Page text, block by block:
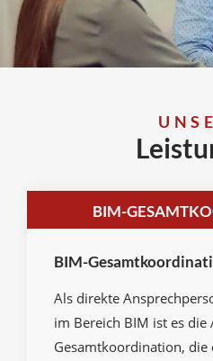
BIM-
BIM-
Als direkte
im Bereich BIM ist es die
Gesamtkoordination, die